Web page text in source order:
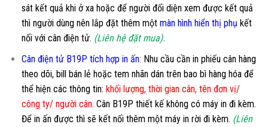
sát kết quả khi ở xa hoặc để người đối diện xem được kết quả
thì người dùng nên lắp đặt thêm một màn hình hiển thị phụ kết
nối với cân điện tử. (Liên hệ đặt mua).
Cân điện tử B19P tích hợp in ấn: Nhu cầu cần in phiếu cân hàng
theo dõi, bill bán lẻ hoặc tem nhãn dán trên bao bì hàng hóa để
thể hiện các thông tin: khối lượng, thời gian cân, tên đơn vị/
công ty/ người cân. Cân B19P thiết kế không có máy in đi kèm.
Để in ấn được thì sẽ kết nối thêm một máy in rời đi kèm. (Liên